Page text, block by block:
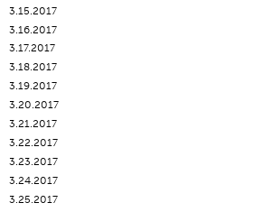
3.15.2017
3.16.2017
3.17.2017
3.18.2017
3.19.2017
3.20.2017
3.21.2017
3.22.2017
3.23.2017
3.24.2017
3.25.2017